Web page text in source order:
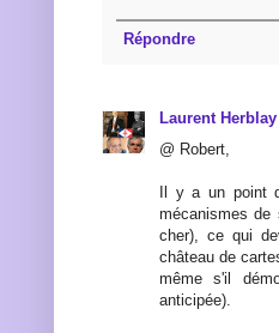
Répondre
Laurent Herblay
@ Robert,
Il y a un point
mécanismes de
cher), ce qui
château de
même s'il
anticipée).